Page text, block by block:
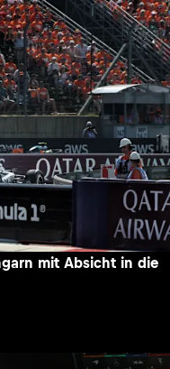
mit Absicht in die